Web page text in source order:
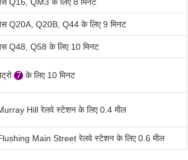
Q20A, Q20B, Q44 के लिए 9 मिनट
Q48, Q58 के लिए 10 मिनट
7 के लिए 10 मिनट
Hill रेलवे स्टेशन के लिए0.4 मील
Main Street रेलवे स्टेशन के लिए0.6 मील